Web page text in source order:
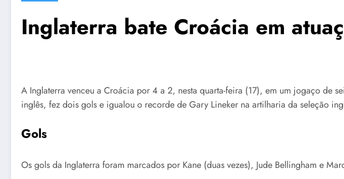
Inglaterra bate Croácia em
A Inglaterra venceu a Croácia por 4 a 2, nesta quarta-feira (17), em um jogaço de
inglês, fez dois gols e igualou o recorde de Gary Lineker na artilharia da seleção
Gols
Os gols da Inglaterra foram marcados por Kane (duas vezes), Jude Bellingham e